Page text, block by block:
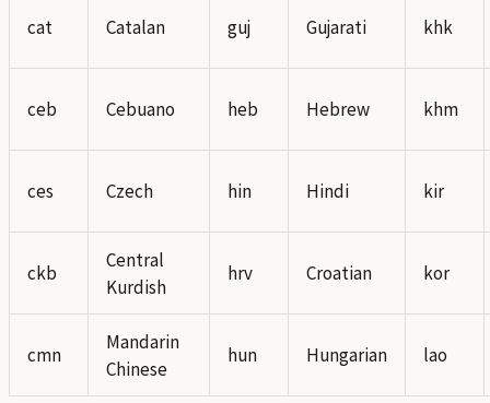
cat Catalan guj Gujarati khk
ceb Cebuano heb Hebrew khm
ces Czech hin Hindi kir
ckb
Central
Kurdish
hrv Croatian kor
cmn
Mandarin
Chinese
hun Hungarian lao